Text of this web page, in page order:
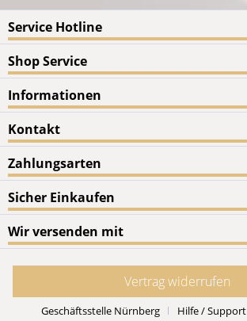
Service Hotline
Shop Service
Informationen
Kontakt
Zahlungsarten
Sicher Einkaufen
Wir versenden mit
Vertrag widerrufen
Geschäftsstelle Nürnberg Hilfe / Support